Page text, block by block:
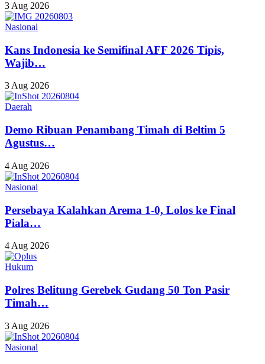
3 Aug 2026
Nasional
Kans Indonesia ke Semifinal AFF 2026 Tipis,
Wajib…
3 Aug 2026
Daerah
Demo Ribuan Penambang Timah di Beltim 5
Agustus…
4 Aug 2026
Nasional
Persebaya Kalahkan Arema 1-0, Lolos ke Final
Piala…
4 Aug 2026
Hukum
Polres Belitung Gerebek Gudang 50 Ton Pasir
Timah…
3 Aug 2026
Nasional